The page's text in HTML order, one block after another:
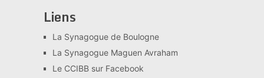
Liens
La Synagogue de Boulogne
La Synagogue Maguen Avraham
Le CCIBB sur Facebook